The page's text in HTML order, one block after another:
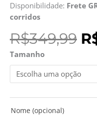
Disponibilidade: Frete
corridos
R$349,99 O
Tamanho
Nome (opcional)
Camisa
Retrô
Valencia
2001
Home
quantidade